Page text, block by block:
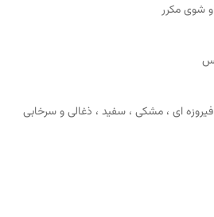
و شوی مکرر
ای ، مشکی ، سفید ، ذغالی و سرخابی